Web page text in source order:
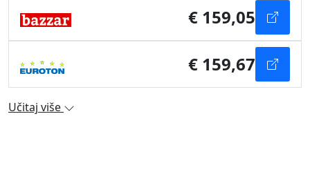
€ 159,05
€ 159,67
Učitaj više